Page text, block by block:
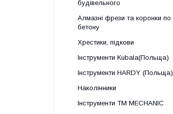
будівельного
Алмазні фрези та коронки по
бетону
Хрестики, підкови
Інструменти Kubala(Польща)
Інструменти HARDY (Польща)
Наколінники
Інструменти TM MECHANIC